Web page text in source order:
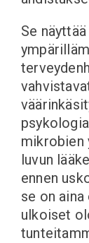
Se
mikrobien
luvun
ennen
se on
ulkoiset